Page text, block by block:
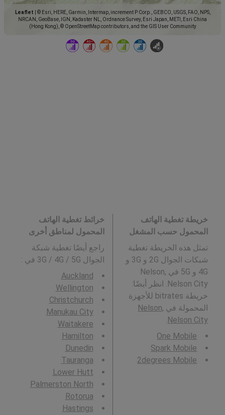
Leaflet
© Esri, HERE, Garmin, Intermap, increment P Corp., GEBCO, USGS, FAO, NPS,
NRCAN, GeoBase, IGN, Kadaster NL, Ordnance Survey, Esri Japan, METI, Esri China
(Hong Kong), © OpenStreetMap contributors, and the GIS User Community
خريطة تغطية الهاتف
المحمول حسب المشغل
تمثل هذه الخريطة تغطية
شبكات الجوال 2G و 3G و
4G و 5G في Nelson,
Nelson City. انظر أيضًا:
خريطة bitrates للأجهزة
المحمولة في Nelson,
Nelson City
One Mobile
Spark Mobile
2degrees Mobile
خرائط تغطية الهاتف
المحمول لمناطق أخرى
راجع أيضًا تغطية شبكة
الجوال 3G / 4G / 5G في
:
Auckland
Wellington
Christchurch
Manukau City
Waitakere
Hamilton
Dunedin
Tauranga
Lower Hutt
Palmerston North
Rotorua
Hastings